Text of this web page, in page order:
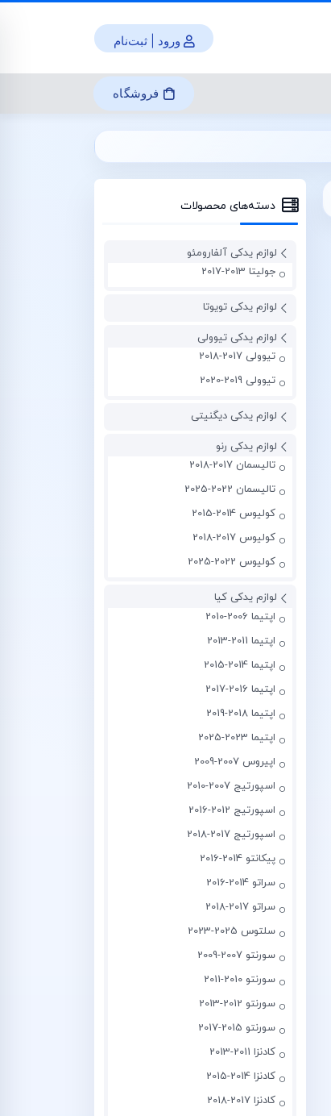
ورود | ثبت‌نام
فروشگاه
دسته‌های محصولات
لوازم یدکی آلفارومئو
جولیتا 2013-2017
لوازم یدکی تویوتا
لوازم یدکی تیوولی
تیوولی 2017-2018
تیوولی 2019-2020
لوازم یدکی دیگنیتی
لوازم یدکی رنو
تالیسمان 2017-2018
تالیسمان 2022-2025
کولیوس 2014-2015
کولیوس 2017-2018
کولیوس 2022-2025
لوازم یدکی کیا
اپتیما 2006-2010
اپتیما 2011-2013
اپتیما 2014-2015
اپتیما 2016-2017
اپتیما 2018-2019
اپتیما 2023-2025
اپیروس 2007-2009
اسپورتیج 2007-2010
اسپورتیج 2012-2016
اسپورتیج 2017-2018
پیکانتو 2014-2016
سراتو 2014-2016
سراتو 2017-2018
سلتوس 2025-2023
سورنتو 2007-2009
سورنتو 2010-2011
سورنتو 2012-2013
سورنتو 2015-2017
کادنزا 2011-2013
کادنزا 2014-2015
کادنزا 2017-2018